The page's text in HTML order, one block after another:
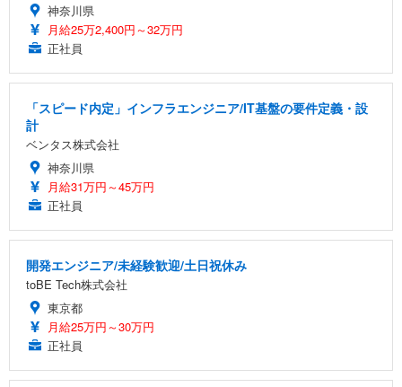
神奈川県
月給25万2,400円～32万円
正社員
「スピード内定」インフラエンジニア/IT基盤の要件定義・設
計
ベンタス株式会社
神奈川県
月給31万円～45万円
正社員
開発エンジニア/未経験歓迎/土日祝休み
toBE Tech株式会社
東京都
月給25万円～30万円
正社員